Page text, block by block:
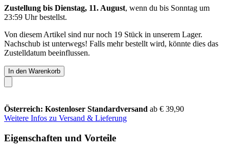
Zustellung bis Dienstag, 11. August, wenn du bis Sonntag um
23:59 Uhrbestellst.
Von diesem Artikel sind nur noch 19 Stück in unserem Lager.
Nachschub ist unterwegs! Falls mehr bestellt wird, könnte dies das
Zustelldatum beeinflussen.
In den Warenkorb
Österreich: Kostenloser Standardversand ab € 39,90
Weitere Infos zu Versand & Lieferung
Eigenschaften und Vorteile